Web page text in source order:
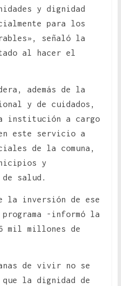
y dignidad
para los
señaló la
al hacer el
además de la
y de cuidados,
institución a cargo
este servicio a
de la comuna,
y
salud.
la inversión de ese
-informó la
mil millones de
de vivir no se
la dignidad de